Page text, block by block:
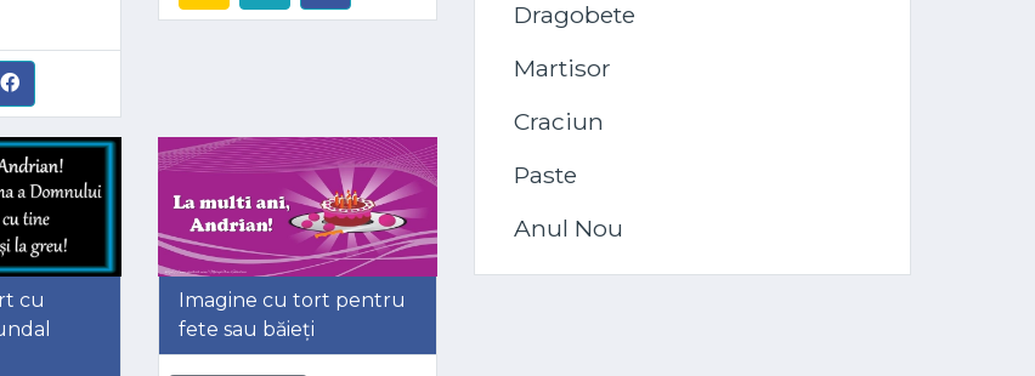
cu
Imagine cu tort pentru
fete sau băieți
Dragobete
Martisor
Craciun
Paste
Anul Nou